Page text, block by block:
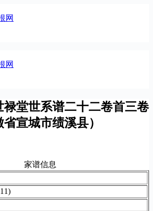
网
网
禄堂世系谱二十二卷首三卷
宣城市绩溪县）
家谱信息